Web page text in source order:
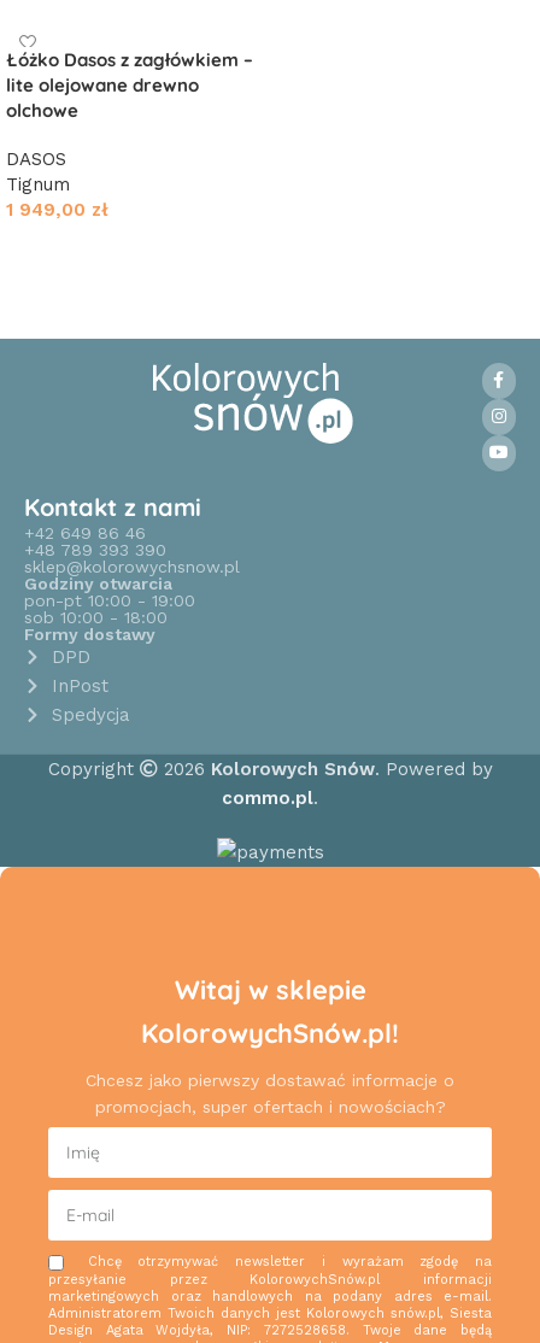
Łóżko Dasos z zagłówkiem –
lite olejowane drewno
olchowe
DASOS
Tignum
1 949,00 zł
Kontakt z nami
+42 649 86 46
+48 789 393 390
sklep@kolorowychsnow.pl
Godziny otwarcia
pon-pt 10:00 - 19:00
sob 10:00 - 18:00
Formy dostawy
DPD
InPost
Spedycja
Copyright 2026 Kolorowych Snów. Powered by
commo.pl.
Witaj w sklepie
KolorowychSnów.pl!
Chcesz jako pierwszy dostawać informacje o
promocjach, super ofertach i nowościach?
Chcę otrzymywać newsletter i wyrażam zgodę na
przesyłanie przez KolorowychSnów.pl informacji
marketingowych oraz handlowych na podany adres e-mail.
Administratorem Twoich danych jest Kolorowych snów.pl, Siesta
Design Agata Wojdyła, NIP: 7272528658. Twoje dane będą